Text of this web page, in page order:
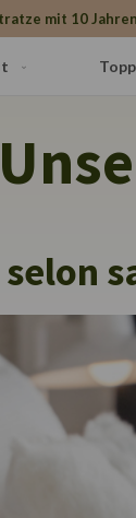
mit 10